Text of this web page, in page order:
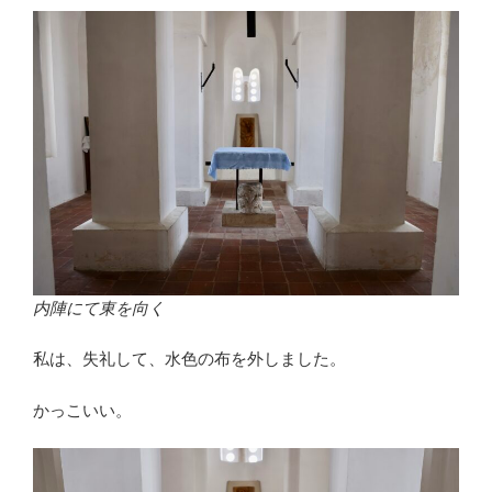
内陣にて東を向く
私は、失礼して、水色の布を外しました。
かっこいい。